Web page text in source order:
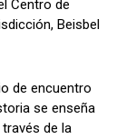
Centro de
Beisbel
de encuentro
se enseña
de la